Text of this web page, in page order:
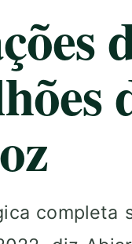
completa